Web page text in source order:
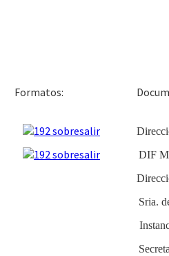
Formatos:
DIF
Sria.